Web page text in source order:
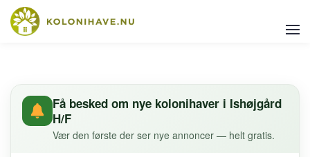
Få besked om nye kolonihaver i Ishøjgård
H/F
Vær den første der ser nye annoncer — helt gratis.